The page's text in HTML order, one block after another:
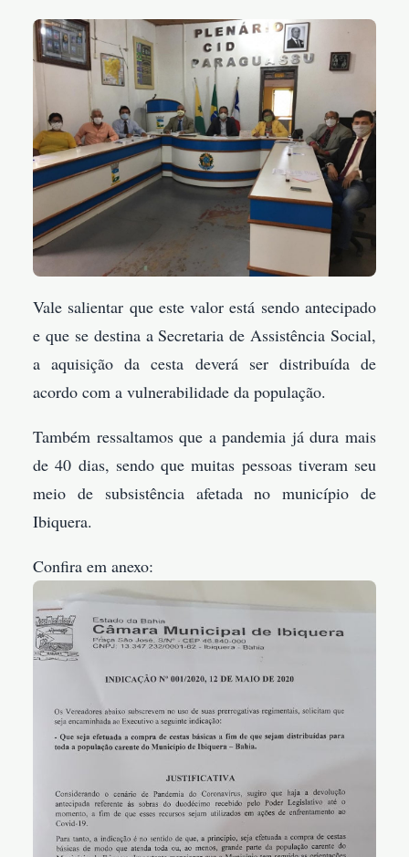
Vale salientar que este valor está sendo antecipado
e que se destina a Secretaria de Assistência Social,
a aquisição da cesta deverá ser distribuída de
acordo com a vulnerabilidade da população.
Também ressaltamos que a pandemia já dura mais
de 40 dias, sendo que muitas pessoas tiveram seu
meio de subsistência afetada no município de
Ibiquera.
Confira em anexo: